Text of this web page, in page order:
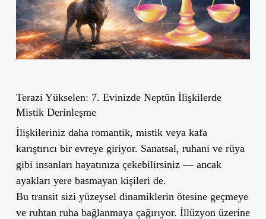
Terazi Yükselen: 7. Evinizde Neptün İlişkilerde
Mistik Derinleşme
İlişkileriniz daha romantik, mistik veya kafa
karıştırıcı bir evreye giriyor. Sanatsal, ruhani ve rüya
gibi insanları hayatınıza çekebilirsiniz — ancak
ayakları yere basmayan kişileri de.
Bu transit sizi yüzeysel dinamiklerin ötesine geçmeye
ve ruhtan ruha bağlanmaya çağırıyor. İllüzyon üzerine